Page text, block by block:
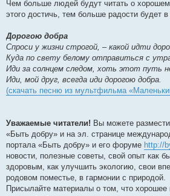
Чем больше людей будут читать о
этого достичь, тем больше радости будет
Дорогою добра
Спроси у жизни строгой, – какой идти
Куда по свету белому отправиться с
Иди за солнцем следом, хоть этот путь
Иди, мой друг, всегда иди дорогою добра.
(скачать песню из мультфильма
Уважаемые читатели! Вы можете
«Быть добру» и на эл. странице
портала «Быть добру» и его форуме http://
новости, полезные советы, свой опыт как
здоровым, как улучшить экологию, свои
родовом поместье, в гармонии с природой.
Присылайте материалы о том, что